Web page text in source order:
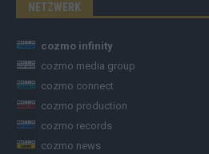
NETZWERK
cozmo infinity
cozmo media group
cozmo connect
cozmo production
cozmo records
cozmo news